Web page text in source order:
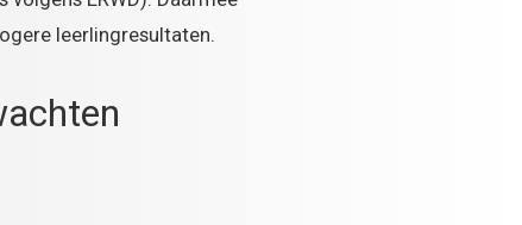
leerlingresultaten.